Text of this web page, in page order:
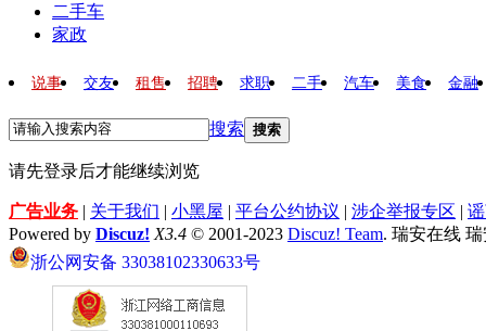
二手车
家政
说事 交友 租售 招聘 求职 二手 汽车 美食 金融
搜索 搜索
请先登录后才能继续浏览
广告业务 | 关于我们 | 小黑屋 | 平台公约协议 | 涉企举报专区 |
Powered by Discuz! X3.4 © 2001-2023 Discuz! Team. 瑞安在线
浙公网安备 33038102330633号